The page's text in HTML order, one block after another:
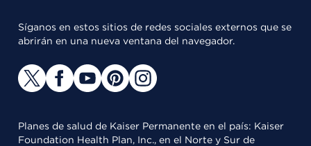
Síganos en estos sitios de redes sociales externos que se
abrirán en una nueva ventana del navegador.
Planes de salud de Kaiser Permanente en el país: Kaiser
Foundation Health Plan, Inc., en el Norte y Sur de